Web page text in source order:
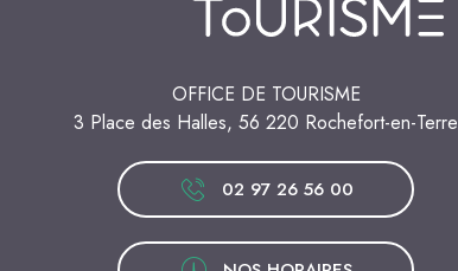
OFFICE DE TOURISME
3 Place des Halles, 56 220 Rochefort-en-Terre
02 97 26 56 00